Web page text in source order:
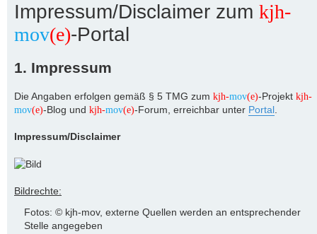
Impressum/Disclaimer zum kjh-
mov(e)-Portal
1. Impressum
Die Angaben erfolgen gemäß § 5 TMG zum kjh-mov(e)-Projekt kjh-
mov(e)-Blog und kjh-mov(e)-Forum, erreichbar unter Portal
Impressum/Disclaimer
Bildrechte:
Fotos: © kjh-mov, externe Quellen werden an entsprechender
Stelle angegeben